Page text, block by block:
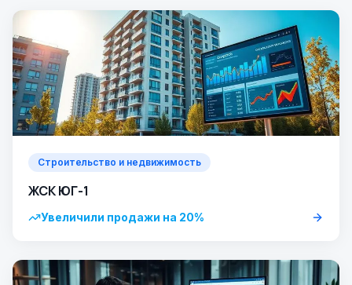
Строительство и недвижимость
ЖСК ЮГ-1
Увеличили продажи на 20%